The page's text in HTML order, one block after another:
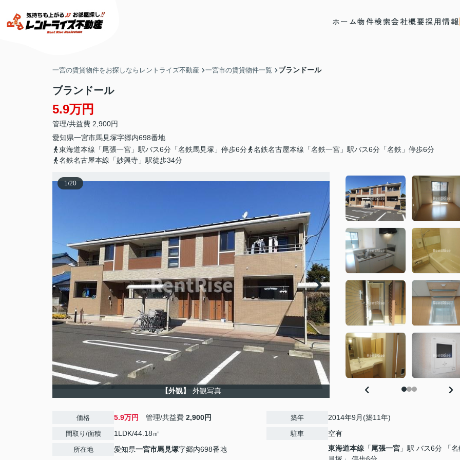
ホーム物件検索会社概要採用情報
一宮の賃貸物件をお探しならレントライズ不動産 一宮市の賃貸物件一覧 ブランドール
ブランドール
5.9万円
管理/共益費 2,900円
愛知県一宮市馬見塚字郷内698番地
東海道本線「尾張一宮」駅バス6分「名鉄馬見塚」停歩6分
名鉄名古屋本線「名鉄一宮」駅バス6分「名鉄」停歩6分
名鉄名古屋本線「妙興寺」駅徒歩34分
1/20
【外観】 外観写真
価格 5.9万円 管理/共益費 2,900円
間取り/面積 1LDK/44.18㎡
所在地 愛知県一宮市馬見塚字郷内698番地
築年 2014年9月(築11年)
駐車
空有
東海道本線 「尾張一宮 」駅 バス6分 「